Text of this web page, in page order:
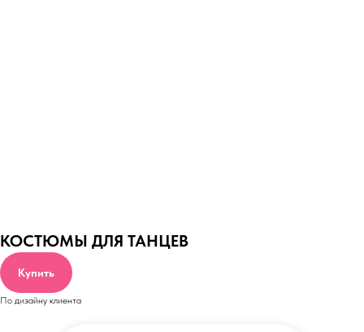
КОСТЮМЫ ДЛЯ ТАНЦЕВ
Купить
По дизайну клиента